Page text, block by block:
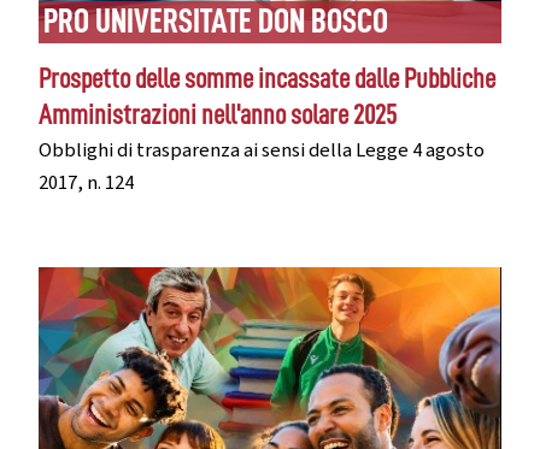
PRO UNIVERSITATE DON BOSCO
Prospetto delle somme incassate dalle Pubbliche
Amministrazioni nell'anno solare 2025
Obblighi di trasparenza ai sensi della Legge 4 agosto
2017, n. 124